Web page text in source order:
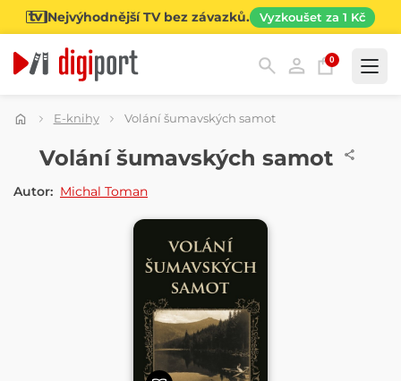
Nejvýhodnější TV bez závazků. Vyzkoušet za 1 Kč
0
Kategorie
E-knihy Volání šumavských samot
E-KNIHAVolání šumavských samot
Autor: Michal Toman